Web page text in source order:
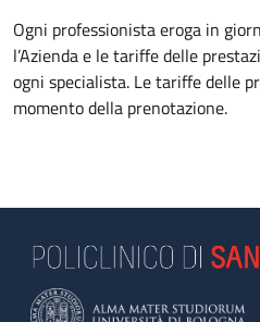
Ogni professionista eroga in
l’Azienda e le tariffe delle
ogni specialista. Le tariffe delle
momento della prenotazione.